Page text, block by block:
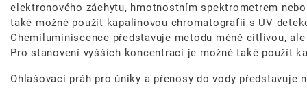
elektronového záchytu, hmotnostním spektrometrem
také možné použít kapalinovou chromatografii s UV
Chemiluminiscence představuje metodu méně citlivou,
Pro stanovení vyšších koncentrací je možné také použít
Ohlašovací práh pro úniky a přenosy do vody představuje